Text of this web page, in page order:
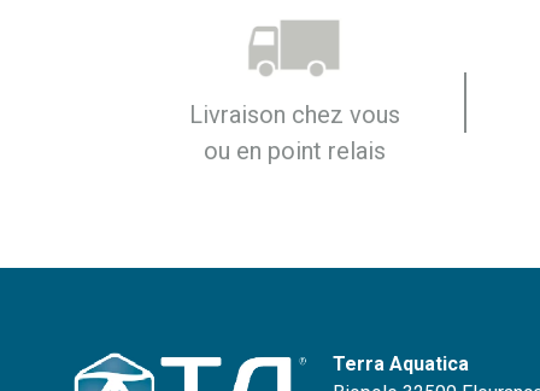
Livraison chez vous
ou en point relais
Terra Aquatica